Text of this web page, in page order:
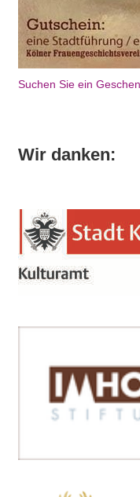
Suchen Sie ein
Wir danken: